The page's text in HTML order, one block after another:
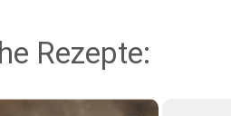
Rezepte: